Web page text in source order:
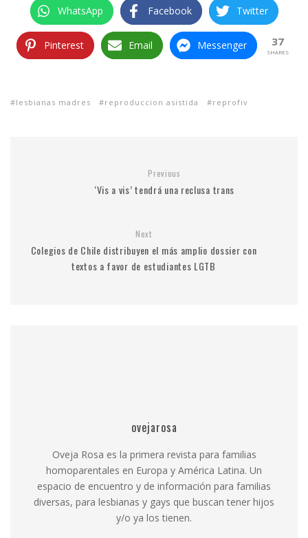
WhatsApp Facebook Twitter
Pinterest Email Messenger 37
SHARES
lesbianas madres reproduccion asistida reprofiv
Previous
‘Vis a vis’ tendrá una reclusa trans
Next
Colegios de Chile distribuyen el más amplio dossier con
textos a favor de estudiantes LGTB
ovejarosa
Oveja Rosa es la primera revista para familias
homoparentales en Europa y América Latina. Un
espacio de encuentro y de información para familias
diversas, para lesbianas y gays que buscan tener hijos
y/o ya los tienen.